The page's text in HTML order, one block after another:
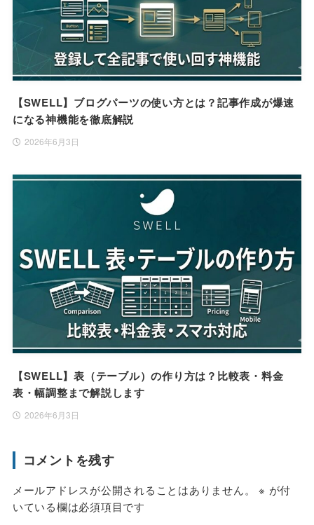
【SWELL】ブログパーツの使い方とは？記事作成が爆速
になる神機能を徹底解説
2026年6月3日
【SWELL】表（テーブル）の作り方は？比較表・料金
表・幅調整まで解説します
2026年6月3日
コメントを残す
メールアドレスが公開されることはありません。 ※ が付
いている欄は必須項目です